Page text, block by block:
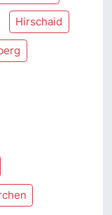
Hirschaid